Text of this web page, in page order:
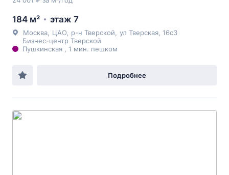
184 м² этаж 7
Москва ЦАО р-н Тверской ул Тверская , 16с3
Бизнес-центр Тверской
Пушкинская , 1 мин. пешком
Подробнее